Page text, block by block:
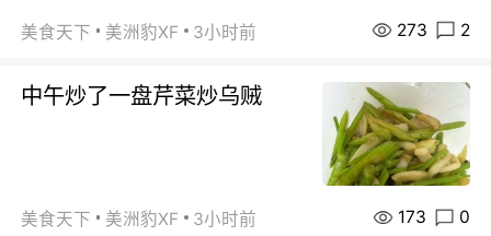
美食天下 美洲豹XF 3小时前 273 2
中午炒了一盘芹菜炒乌贼
美食天下 美洲豹XF 3小时前 173 0